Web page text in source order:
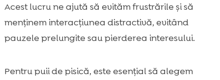
Acest lucru ne ajută să evităm frustrările și să
menținem interacțiunea distractivă, evitând
pauzele prelungite sau pierderea interesului.
Pentru puii de pisică, este esențial să alegem